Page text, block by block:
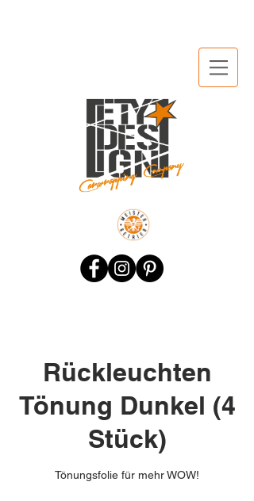
Rückleuchten
Tönung Dunkel (4
Stück)
Tönungsfolie für mehr WOW!